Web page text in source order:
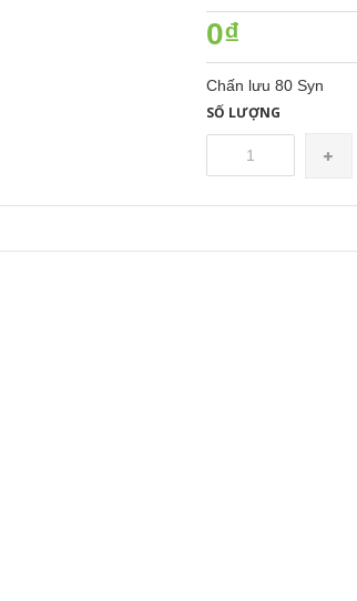
0₫
Chấn lưu 80 Syn
SỐ LƯỢNG